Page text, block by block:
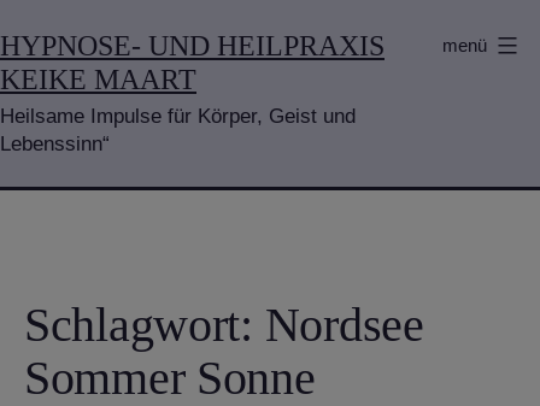
Inhalt
springen
HYPNOSE- UND HEILPRAXIS
KEIKE MAART
Heilsame Impulse für Körper, Geist und
Lebenssinn“
menü
Schlagwort: Nordsee
Sommer Sonne